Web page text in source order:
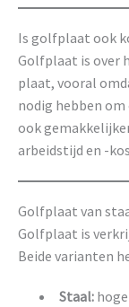
Is golfplaat ook
Golfplaat is over
plaat, vooral
nodig hebben
ook
arbeidstijd en -
Golfplaat van
Golfplaat is
Beide varianten
Staal: